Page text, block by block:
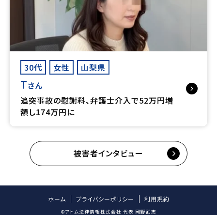
30代 女性 山梨県
Tさん
追突事故の慰謝料、弁護士介入で52万円増
額し174万円に
被害者インタビュー
ホーム プライバシーポリシー 利用規約
©アトム法律情報株式会社 代表 岡野武志